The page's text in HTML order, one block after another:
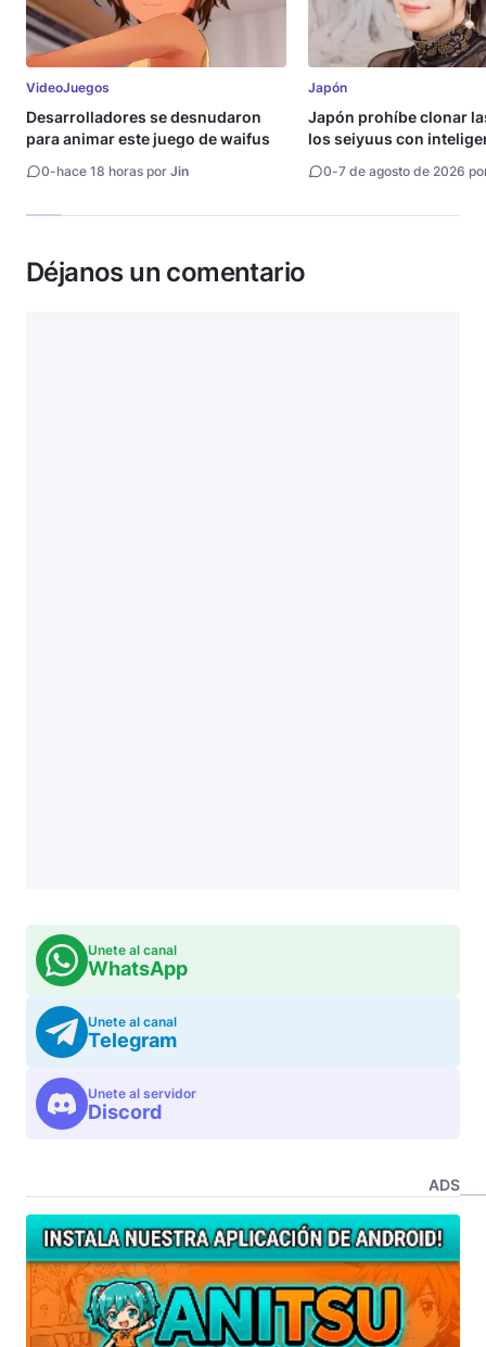
VideoJuegos
Desarrolladores se desnudaron
para animar este juego de waifus
0-hace 18 horas por Jin
Japón
Japón prohíbe clonar
los seiyuus con
artificial
0-7 de agosto de 2026
Déjanos un comentario
Unete al canal
WhatsApp
Unete al canal
Telegram
Unete al servidor
Discord
ADS